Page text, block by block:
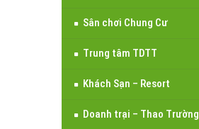
Sân chơi Chung Cư
Trung tâm TDTT
Khách Sạn – Resort
Doanh trại – Thao Trường